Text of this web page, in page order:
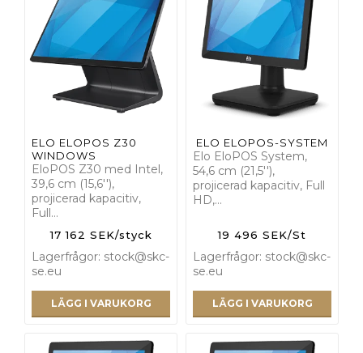
ELO ELOPOS Z30
WINDOWS
EloPOS Z30 med Intel,
39,6 cm (15,6''),
projicerad kapacitiv,
Full…
17 162 SEK/styck
Lagerfrågor: stock@skc-
se.eu
LÄGG I VARUKORG
ELO ELOPOS-SYSTEM
Elo EloPOS System,
54,6 cm (21,5''),
projicerad kapacitiv, Full
HD,…
19 496 SEK/St
Lagerfrågor: stock@skc-
se.eu
LÄGG I VARUKORG